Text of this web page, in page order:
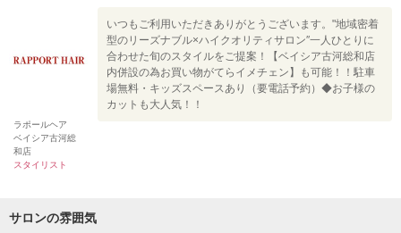
ラポールヘア
ベイシア古河総
和店
スタイリスト
いつもご利用いただきありがとうございます。"地域密着
型のリーズナブル×ハイクオリティサロン″一人ひとりに
合わせた旬のスタイルをご提案！【ベイシア古河総和店
内併設の為お買い物がてらイメチェン】も可能！！駐車
場無料・キッズスペースあり（要電話予約）◆お子様の
カットも大人気！！
サロンの雰囲気